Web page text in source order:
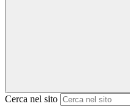
Cerca nel sito